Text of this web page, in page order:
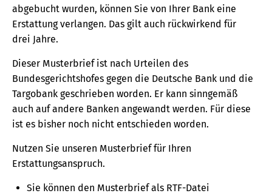
abgebucht wurden, können Sie von Ihrer Bank eine
Erstattung verlangen. Das gilt auch rückwirkend für
drei Jahre.
Dieser Musterbrief ist nach Urteilen des
Bundesgerichtshofes gegen die Deutsche Bank und die
Targobank geschrieben worden. Er kann sinngemäß
auch auf andere Banken angewandt werden. Für diese
ist es bisher noch nicht entschieden worden.
Nutzen Sie unseren Musterbrief für Ihren
Erstattungsanspruch.
Sie können den Musterbrief als RTF-Datei